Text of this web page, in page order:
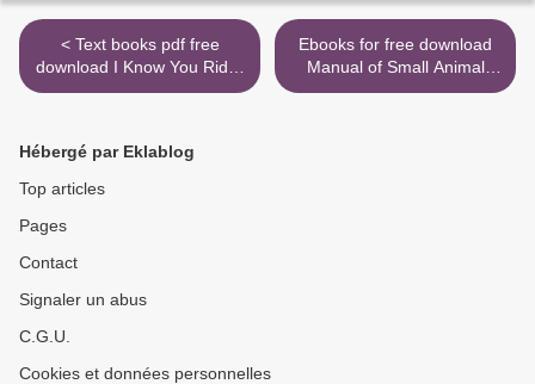
< Text books pdf free
download I Know You Rider
DJVU iBook (English
Ebooks for free download
Manual of Small Animal
Regional Anesthesia:
Hébergé par Eklablog
Top articles
Pages
Contact
Signaler un abus
C.G.U.
Cookies et données personnelles